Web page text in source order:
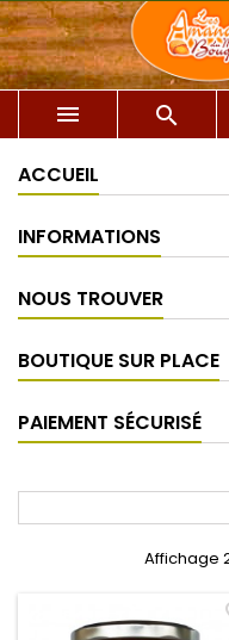
 
ACCUEIL
INFORMATIONS
NOUS TROUVER
BOUTIQUE SUR PLACE
PAIEMENT SÉCURISÉ
Affichage